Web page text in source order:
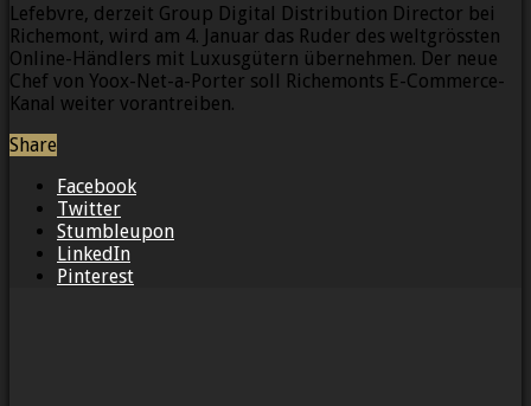
Lefebvre, derzeit Group Digital Distribution Director bei
Richemont, wird am 4. Januar das Ruder des weltgrössten
Online-Händlers mit Luxusgütern übernehmen. Der neue
Chef von Yoox-Net-a-Porter soll Richemonts E-Commerce-
Kanal weiter vorantreiben.
Share
Facebook
Twitter
Stumbleupon
LinkedIn
Pinterest